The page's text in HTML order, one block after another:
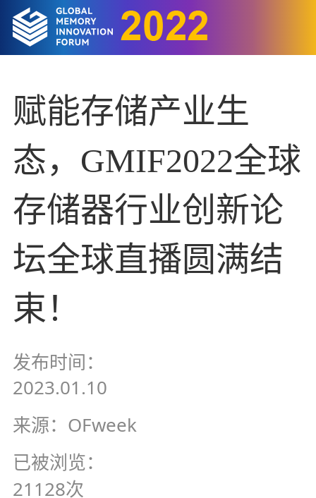
赋能存储产业生
态，GMIF2022全球
存储器行业创新论
坛全球直播圆满结
束！
发布时间：
2023.01.10
来源：OFweek
已被浏览：
21128次